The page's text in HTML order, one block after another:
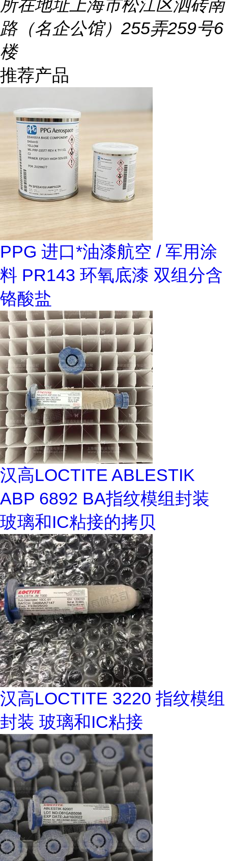
所在地址上海市松江区泗砖南
路（名企公馆）255弄259号6
楼
推荐产品
PPG 进口*油漆航空 / 军用涂
料 PR143 环氧底漆 双组分含
铬酸盐
汉高LOCTITE ABLESTIK
ABP 6892 BA指纹模组封装
玻璃和IC粘接的拷贝
汉高LOCTITE 3220 指纹模组
封装 玻璃和IC粘接